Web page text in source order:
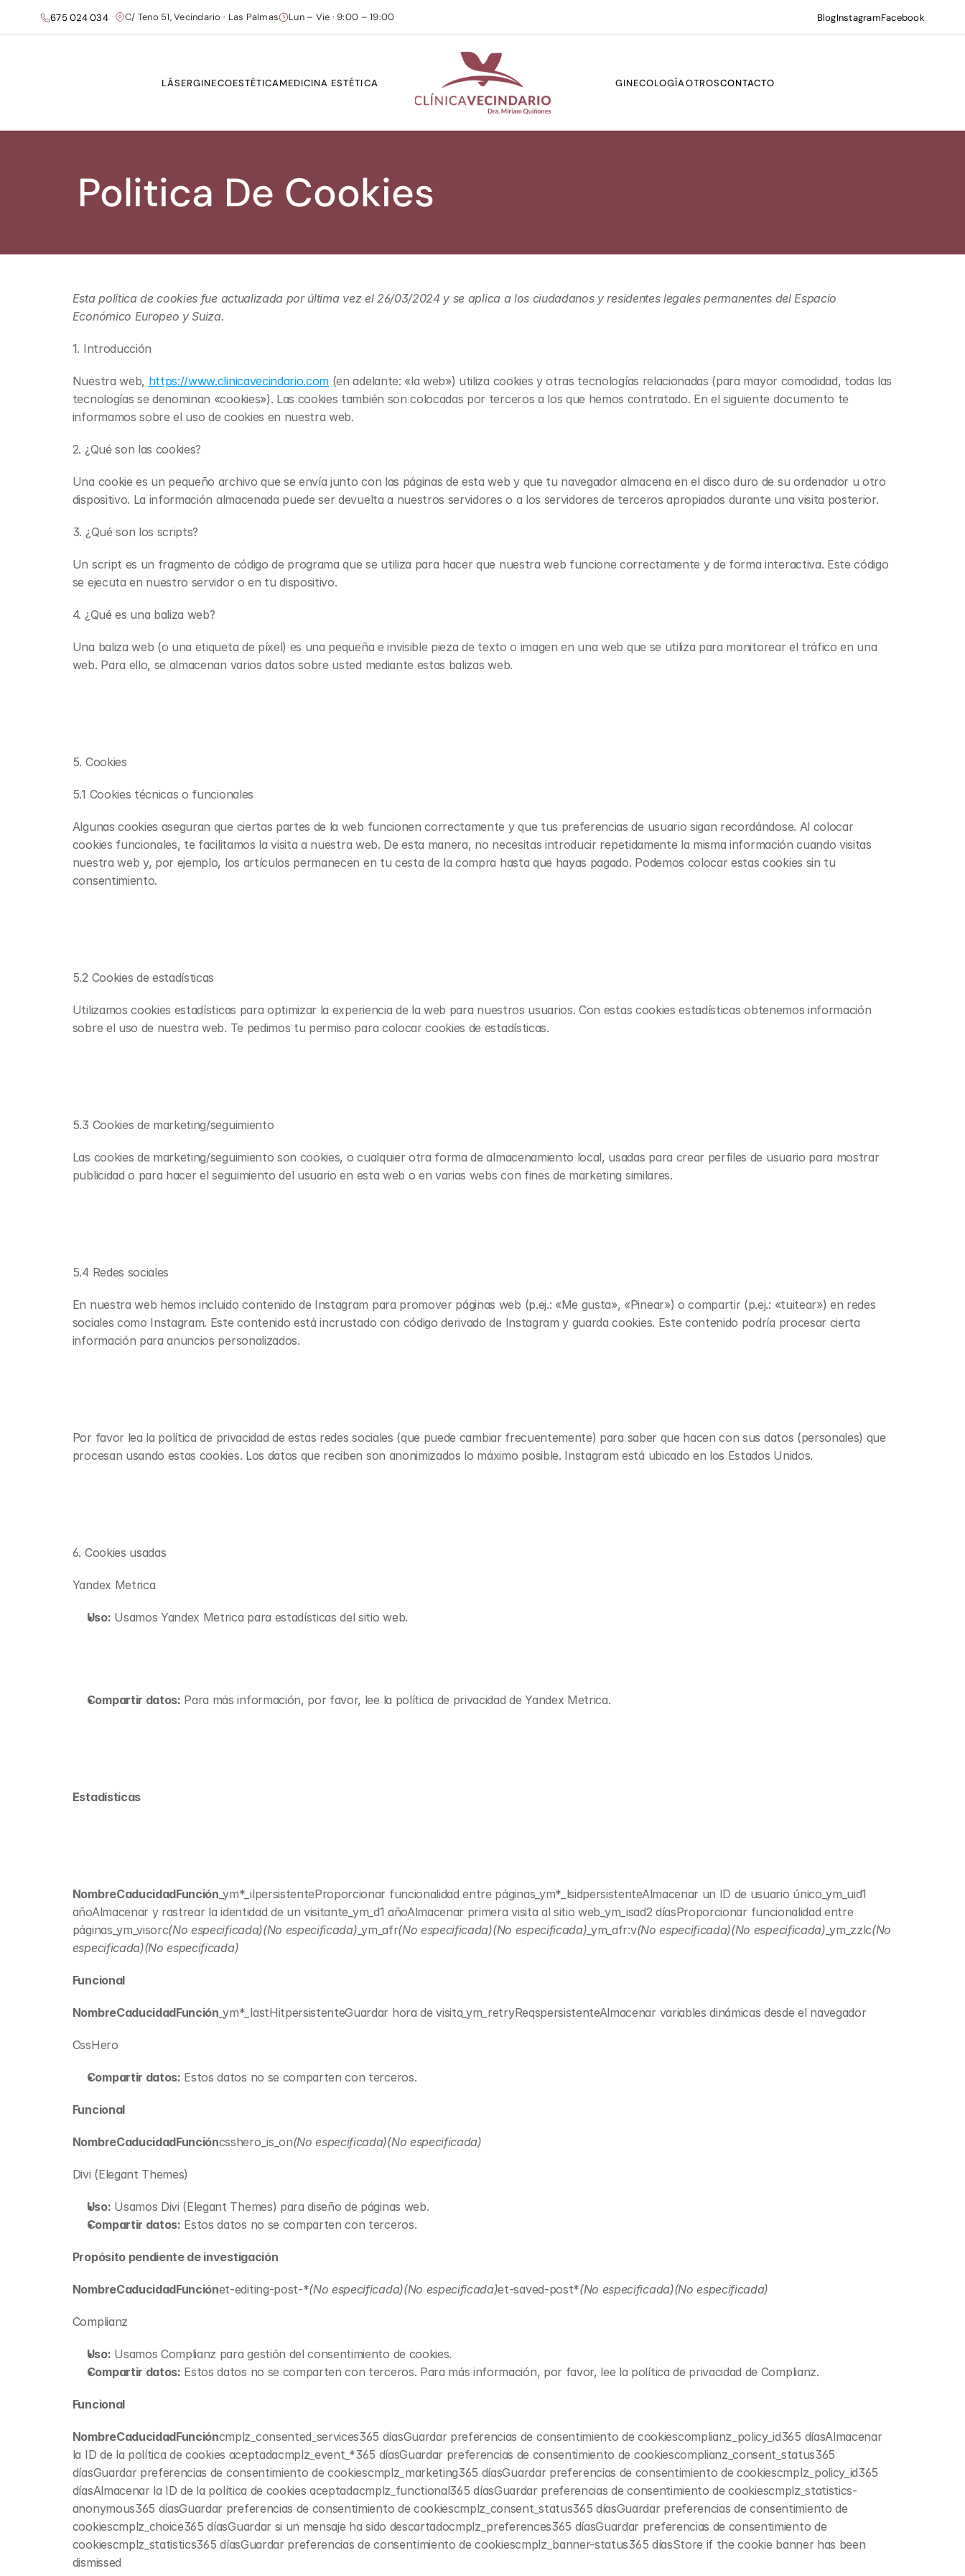
675 024 034 C/ Teno 51, Vecindario · Las Palmas Lun – Vie · 9:00 – 19:00 BlogInstagramFacebook
LÁSERGINECOESTÉTICAMEDICINA ESTÉTICA GINECOLOGÍAOTROSCONTACTO
Politica De Cookies
Esta política de cookies fue actualizada por última vez el 26/03/2024 y se aplica a los ciudadanos y residentes legales permanentes del Espacio
Económico Europeo y Suiza.
1. Introducción
Nuestra web, https://www.clinicavecindario.com (en adelante: «la web») utiliza cookies y otras tecnologías relacionadas (para mayor comodidad, todas las
tecnologías se denominan «cookies»). Las cookies también son colocadas por terceros a los que hemos contratado. En el siguiente documento te
informamos sobre el uso de cookies en nuestra web.
2. ¿Qué son las cookies?
Una cookie es un pequeño archivo que se envía junto con las páginas de esta web y que tu navegador almacena en el disco duro de su ordenador u otro
dispositivo. La información almacenada puede ser devuelta a nuestros servidores o a los servidores de terceros apropiados durante una visita posterior.
3. ¿Qué son los scripts?
Un script es un fragmento de código de programa que se utiliza para hacer que nuestra web funcione correctamente y de forma interactiva. Este código
se ejecuta en nuestro servidor o en tu dispositivo.
4. ¿Qué es una baliza web?
Una baliza web (o una etiqueta de píxel) es una pequeña e invisible pieza de texto o imagen en una web que se utiliza para monitorear el tráfico en una
web. Para ello, se almacenan varios datos sobre usted mediante estas balizas web.
5. Cookies
5.1 Cookies técnicas o funcionales
Algunas cookies aseguran que ciertas partes de la web funcionen correctamente y que tus preferencias de usuario sigan recordándose. Al colocar
cookies funcionales, te facilitamos la visita a nuestra web. De esta manera, no necesitas introducir repetidamente la misma información cuando visitas
nuestra web y, por ejemplo, los artículos permanecen en tu cesta de la compra hasta que hayas pagado. Podemos colocar estas cookies sin tu
consentimiento.
5.2 Cookies de estadísticas
Utilizamos cookies estadísticas para optimizar la experiencia de la web para nuestros usuarios. Con estas cookies estadísticas obtenemos información
sobre el uso de nuestra web. Te pedimos tu permiso para colocar cookies de estadísticas.
5.3 Cookies de marketing/seguimiento
Las cookies de marketing/seguimiento son cookies, o cualquier otra forma de almacenamiento local, usadas para crear perfiles de usuario para mostrar
publicidad o para hacer el seguimiento del usuario en esta web o en varias webs con fines de marketing similares.
5.4 Redes sociales
En nuestra web hemos incluido contenido de Instagram para promover páginas web (p.ej.: «Me gusta», «Pinear») o compartir (p.ej.: «tuitear») en redes
sociales como Instagram. Este contenido está incrustado con código derivado de Instagram y guarda cookies. Este contenido podría procesar cierta
información para anuncios personalizados.
Por favor lea la política de privacidad de estas redes sociales (que puede cambiar frecuentemente) para saber que hacen con sus datos (personales) que
procesan usando estas cookies. Los datos que reciben son anonimizados lo máximo posible. Instagram está ubicado en los Estados Unidos.
6. Cookies usadas
Yandex Metrica
Uso: Usamos Yandex Metrica para estadísticas del sitio web.
Compartir datos: Para más información, por favor, lee la política de privacidad de Yandex Metrica.
Estadísticas
NombreCaducidadFunción _ym*_ilpersistenteProporcionar funcionalidad entre páginas _ym*_lsidpersistenteAlmacenar un ID de usuario único _ym_uid1
añoAlmacenar y rastrear la identidad de un visitante _ym_d1 añoAlmacenar primera visita al sitio web _ym_isad2 díasProporcionar funcionalidad entre
páginas _ym_visorc(No especificada)(No especificada) _ym_afr(No especificada)(No especificada) _ym_afr:v(No especificada)(No especificada) _ym_zzlc(No
especificada)(No especificada)
Funcional
NombreCaducidadFunción _ym*_lastHitpersistenteGuardar hora de visita_ym_retryReqspersistenteAlmacenar variables dinámicas desde el navegador
CssHero
Compartir datos: Estos datos no se comparten con terceros.
Funcional
NombreCaducidadFuncióncsshero_is_on(No especificada)(No especificada)
Divi (Elegant Themes)
Uso: Usamos Divi (Elegant Themes) para diseño de páginas web.
Compartir datos: Estos datos no se comparten con terceros.
Propósito pendiente de investigación
NombreCaducidadFunciónet-editing-post-*(No especificada)(No especificada)et-saved-post*(No especificada)(No especificada)
Complianz
Uso: Usamos Complianz para gestión del consentimiento de cookies.
Compartir datos: Estos datos no se comparten con terceros. Para más información, por favor, lee la política de privacidad de Complianz.
Funcional
NombreCaducidadFuncióncmplz_consented_services365 díasGuardar preferencias de consentimiento de cookiescomplianz_policy_id365 díasAlmacenar
la ID de la política de cookies aceptadacmplz_event_*365 díasGuardar preferencias de consentimiento de cookiescomplianz_consent_status365
díasGuardar preferencias de consentimiento de cookiescmplz_marketing365 díasGuardar preferencias de consentimiento de cookiescmplz_policy_id365
díasAlmacenar la ID de la política de cookies aceptadacmplz_functional365 díasGuardar preferencias de consentimiento de cookiescmplz_statistics-
anonymous365 díasGuardar preferencias de consentimiento de cookiescmplz_consent_status365 díasGuardar preferencias de consentimiento de
cookiescmplz_choice365 díasGuardar si un mensaje ha sido descartadocmplz_preferences365 díasGuardar preferencias de consentimiento de
cookiescmplz_statistics365 díasGuardar preferencias de consentimiento de cookiescmplz_banner-status365 díasStore if the cookie banner has been
dismissed